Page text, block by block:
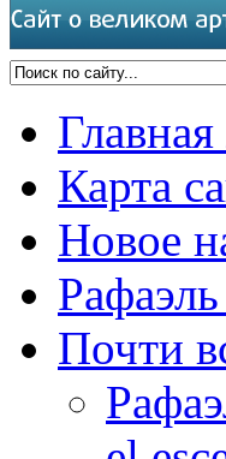
Карта
Новое
Почти